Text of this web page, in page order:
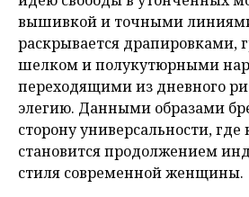
вышивкой и точными
раскрывается драпировками,
шелком и полукутюрными
переходящими из дневного
элегию. Данными образами
сторону универсальности,
становится продолжением
стиля современной женщины.